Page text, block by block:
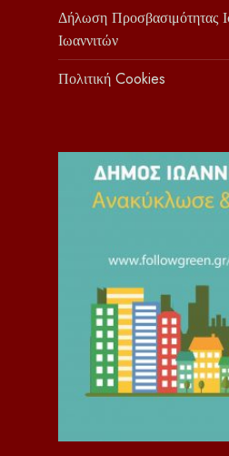
Δήλωση Προσβασιμότητας
Ιωαννιτών
Πολιτική Cookies